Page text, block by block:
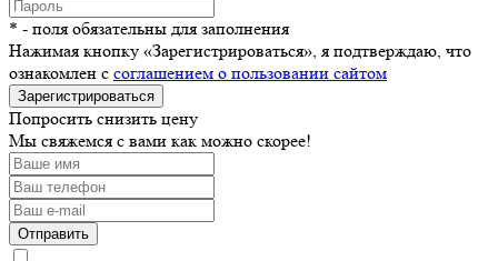
* - поля обязательны для заполнения
Нажимая кнопку «Зарегистрироваться», я подтверждаю, что
ознакомлен с соглашением о пользовании сайтом
Зарегистрироваться
Попросить снизить цену
Мы свяжемся с вами как можно скорее!
Отправить